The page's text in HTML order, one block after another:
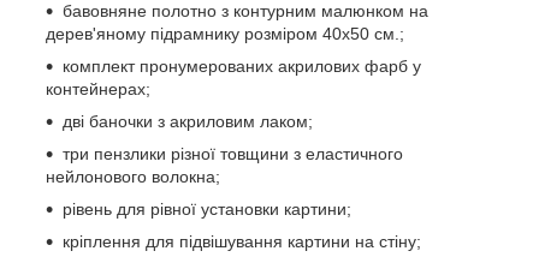
бавовняне полотно з контурним малюнком на
дерев'яному підрамнику розміром 40х50 см.;
комплект пронумерованих акрилових фарб у
контейнерах;
дві баночки з акриловим лаком;
три пензлики різної товщини з еластичного
нейлонового волокна;
рівень для рівної установки картини;
кріплення для підвішування картини на стіну;